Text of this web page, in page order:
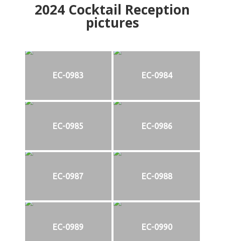
2024 Cocktail Reception
pictures
EC-0983 EC-0984
EC-0985 EC-0986
EC-0987 EC-0988
EC-0989 EC-0990